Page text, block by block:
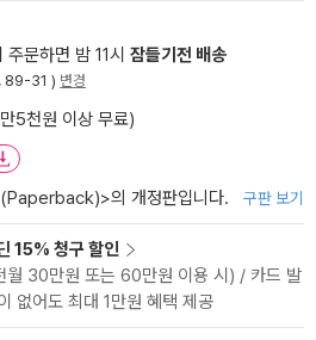
주문하면 밤 11시 잠들기전 배송
89-31 ) 변경
5천원 이상 무료)
>의 개정판입니다. 구판 보기
15% 청구 할인
월 30만원 또는 60만원 이용 시) / 카드 발
없어도 최대 1만원 혜택 제공